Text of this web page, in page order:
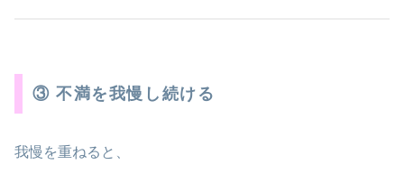
③ 不満を我慢し続ける
我慢を重ねると、